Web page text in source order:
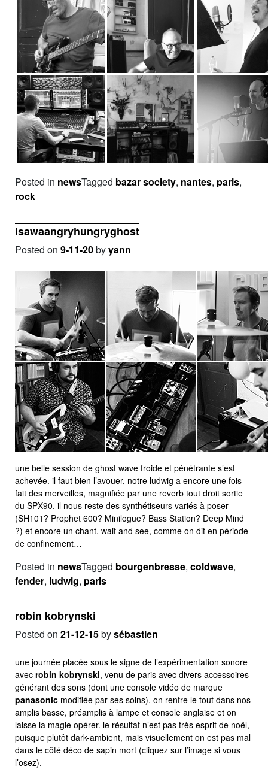
Posted in newsTagged bazar society, nantes, paris,
rock
isawaangryhungryghost
Posted on 9-11-20byyann
une belle session de ghost wave froide et pénétrante s’est
achevée. il faut bien l’avouer, notre ludwig a encore une fois
fait des merveilles, magnifiée par une reverb tout droit sortie
du SPX90. il nous reste des synthétiseurs variés à poser
(SH101? Prophet 600? Minilogue? Bass Station? Deep Mind
?) et encore un chant. wait and see, comme on dit en période
de confinement…
Posted in newsTagged bourgenbresse, coldwave,
fender, ludwig, paris
robin kobrynski
Posted on 21-12-15bysébastien
une journée placée sous le signe de l’expérimentation sonore
avec robin kobrynski, venu de paris avec divers accessoires
générant des sons (dont une console vidéo de marque
panasonic modifiée par ses soins). on rentre le tout dans nos
amplis basse, préamplis à lampe et console anglaise et on
laisse la magie opérer. le résultat n’est pas très esprit de noël,
puisque plutôt dark-ambient, mais visuellement on est pas mal
dans le côté déco de sapin mort (cliquez sur l’image si vous
l’osez).